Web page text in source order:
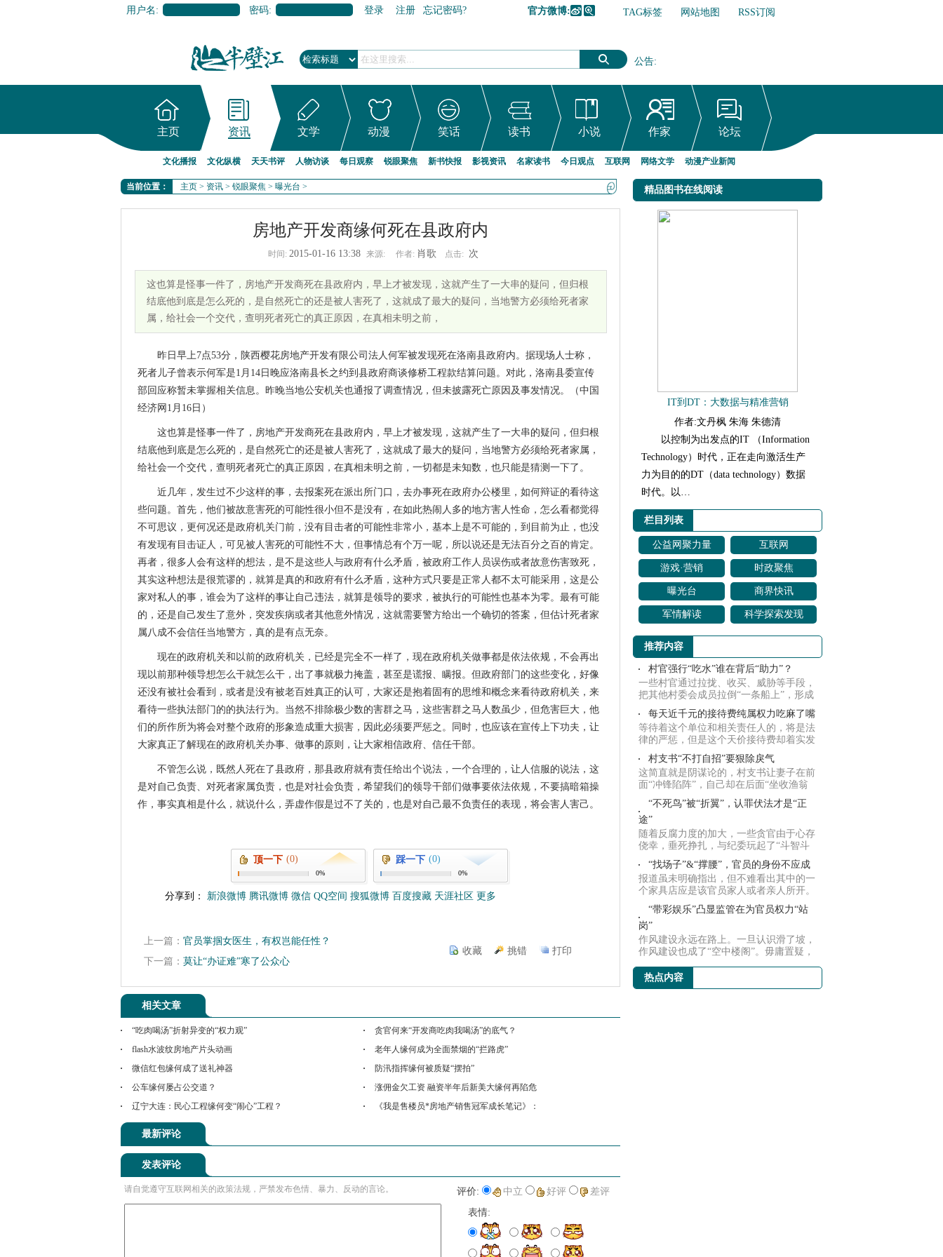
用户名: 密码: 登录 注册 忘记密码? 官方微博: TAG标签 网站地图
RSS订阅
公告:
网络文学行业自律倡议书
主页 资讯 文学 动漫 笑话 读书 小说 作家 论坛
文化播报 文化纵横 天天书评 人物访谈 每日观察 锐眼聚焦 新书快报 影视资讯 名家读书 今日观点 互联网 网络文学 动漫产业新闻
当前位置： 主页 > 资讯 > 锐眼聚焦 > 曝光台 >
房地产开发商缘何死在县政府内
时间: 2015-01-16 13:38 来源: 作者: 肖歌 点击: 次
这也算是怪事一件了，房地产开发商死在县政府内，早上才被发现，这就产生了一大串的疑问，但归根
结底他到底是怎么死的，是自然死亡的还是被人害死了，这就成了最大的疑问，当地警方必须给死者家
属，给社会一个交代，查明死者死亡的真正原因，在真相未明之前，
昨日早上7点53分，陕西樱花房地产开发有限公司法人何军被发现死在洛南县政府内。据现场人士称，
死者儿子曾表示何军是1月14日晚应洛南县长之约到县政府商谈修桥工程款结算问题。对此，洛南县委宣传
部回应称暂未掌握相关信息。昨晚当地公安机关也通报了调查情况，但未披露死亡原因及事发情况。（中国
经济网1月16日）
这也算是怪事一件了，房地产开发商死在县政府内，早上才被发现，这就产生了一大串的疑问，但归根
结底他到底是怎么死的，是自然死亡的还是被人害死了，这就成了最大的疑问，当地警方必须给死者家属，
给社会一个交代，查明死者死亡的真正原因，在真相未明之前，一切都是未知数，也只能是猜测一下了。
近几年，发生过不少这样的事，去报案死在派出所门口，去办事死在政府办公楼里，如何辩证的看待这
些问题。首先，他们被故意害死的可能性很小但不是没有，在如此热闹人多的地方害人性命，怎么看都觉得
不可思议，更何况还是政府机关门前，没有目击者的可能性非常小，基本上是不可能的，到目前为止，也没
有发现有目击证人，可见被人害死的可能性不大，但事情总有个万一呢，所以说还是无法百分之百的肯定。
再者，很多人会有这样的想法，是不是这些人与政府有什么矛盾，被政府工作人员误伤或者故意伤害致死，
其实这种想法是很荒谬的，就算是真的和政府有什么矛盾，这种方式只要是正常人都不太可能采用，这是公
家对私人的事，谁会为了这样的事让自己违法，就算是领导的要求，被执行的可能性也基本为零。最有可能
的，还是自己发生了意外，突发疾病或者其他意外情况，这就需要警方给出一个确切的答案，但估计死者家
属八成不会信任当地警方，真的是有点无奈。
现在的政府机关和以前的政府机关，已经是完全不一样了，现在政府机关做事都是依法依规，不会再出
现以前那种领导想怎么干就怎么干，出了事就极力掩盖，甚至是谎报、瞒报。但政府部门的这些变化，好像
还没有被社会看到，或者是没有被老百姓真正的认可，大家还是抱着固有的思维和概念来看待政府机关，来
看待一些执法部门的的执法行为。当然不排除极少数的害群之马，这些害群之马人数虽少，但危害巨大，他
们的所作所为将会对整个政府的形象造成重大损害，因此必须要严惩之。同时，也应该在宣传上下功夫，让
大家真正了解现在的政府机关办事、做事的原则，让大家相信政府、信任干部。
不管怎么说，既然人死在了县政府，那县政府就有责任给出个说法，一个合理的，让人信服的说法，这
是对自己负责、对死者家属负责，也是对社会负责，希望我们的领导干部们做事要依法依规，不要搞暗箱操
作，事实真相是什么，就说什么，弄虚作假是过不了关的，也是对自己最不负责任的表现，将会害人害己。
顶一下 (0)
0%
踩一下 (0)
0%
分享到： 新浪微博 腾讯微博 微信 QQ空间 搜狐微博 百度搜藏 天涯社区 更多
上一篇： 官员掌掴女医生，有权岂能任性？
下一篇： 莫让“办证难”寒了公众心
收藏 挑错 打印
相关文章
“吃肉喝汤”折射异变的“权力观”
贪官何来“开发商吃肉我喝汤”的底气？
flash水波纹房地产片头动画
老年人缘何成为全面禁烟的“拦路虎”
微信红包缘何成了送礼神器
防汛指挥缘何被质疑“摆拍”
公车缘何屡占公交道？
涨佣金欠工资 融资半年后新美大缘何再陷危
辽宁大连：民心工程缘何变“闹心”工程？
《我是售楼员*房地产销售冠军成长笔记》：
最新评论
发表评论
请自觉遵守互联网相关的政策法规，严禁发布色情、暴力、反动的言论。 评价: 中立 好评
差评
表情:
精品图书在线阅读
IT到DT：大数据与精准营销
作者:文丹枫 朱海 朱德清
以控制为出发点的IT （Information
Technology）时代，正在走向激活生产
力为目的的DT（data technology）数据
时代。以…
栏目列表
公益网聚力量 互联网
游戏·营销 时政聚焦
曝光台 商界快讯
军情解读 科学探索发现
推荐内容
村官强行“吃水”谁在背后“助力”？
一些村官通过拉拢、收买、威胁等手段，
把其他村委会成员拉倒“一条船上”，形成
利益共...
每天近千元的接待费纯属权力吃麻了嘴
等待着这个单位和相关责任人的，将是法
律的严惩，但是这个天价接待费却着实发
人深省，...
村支书“不打自招”要狠除戾气
这简直就是阴谋论的，村支书让妻子在前
面“冲锋陷阵”，自己却在后面“坐收渔翁
之利”...
“不死鸟”被“折翼”，认罪伏法才是“正
途”
随着反腐力度的加大，一些贪官由于心存
侥幸，垂死挣扎，与纪委玩起了“斗智斗
勇斗意志...
“找场子”&“撑腰”，官员的身份不应成
报道虽未明确指出，但不难看出其中的一
个家具店应是该官员家人或者亲人所开。
双方产生...
“带彩娱乐”凸显监管在为官员权力“站
岗”
作风建设永远在路上。一旦认识滑了坡，
作风建设也成了“空中楼阁”。毋庸置疑，
热点内容